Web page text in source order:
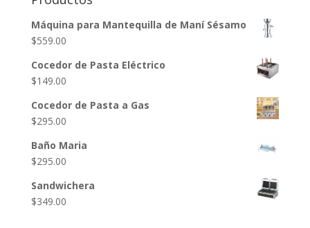
Máquina para Mantequilla de Maní Sésamo
$559.00
Cocedor de Pasta Eléctrico
$149.00
Cocedor de Pasta a Gas
$295.00
Baño Maria
$295.00
Sandwichera
$349.00